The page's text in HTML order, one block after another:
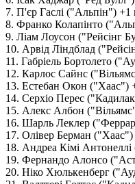
7. П'єр Гаслі ("Альпін") +1
8. Франко Колапінто
9. Ліам Лоусон ("Рейсінг
10. Арвід Ліндблад
11. Габріель Бортолето
12. Карлос Сайнс
13. Естебан Окон ("Хаас")
14. Серхіо Перес
15. Алекс Албон
16. Шарль Леклер
17. Олівер Берман ("Хаас")
18. Андреа Кімі
19. Фернандо Алонсо
20. Ніко Хюлькенберг